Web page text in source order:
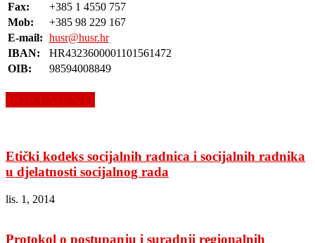
Fax:
+385 1 4550 757
Mob:
+385 98 229 167
E-mail: husr@husr.hr
IBAN:
HR4323600001101561472
OIB:
98594008849
Etički kodeks socijalnih radnica i socijalnih radnika
u djelatnosti socijalnog rada
lis. 1, 2014
Protokol o postupanju i suradnji regionalnih